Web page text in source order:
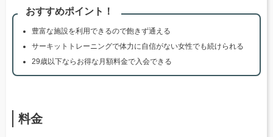
おすすめポイント！
豊富な施設を利用できるので飽きず通える
サーキットトレーニングで体力に自信がない女性でも続けられる
29歳以下ならお得な月額料金で入会できる
料金